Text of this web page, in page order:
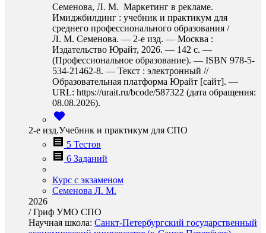
Семенова, Л. М. Маркетинг в рекламе.
Имиджбилдинг : учебник и практикум для
среднего профессионального образования /
Л. М. Семенова. — 2-е изд. — Москва :
Издательство Юрайт, 2026. — 142 с. —
(Профессиональное образование). — ISBN 978-5-
534-21462-8. — Текст : электронный //
Образовательная платформа Юрайт [сайт]. —
URL: https://urait.ru/bcode/587322 (дата обращения:
08.08.2026).
2-е изд.Учебник и практикум для СПО
5 Тестов
6 Заданий
Курс с экзаменом
Семенова Л. М.
2026
/Гриф УМО СПО
Научная школа: Санкт-Петербургский государственный